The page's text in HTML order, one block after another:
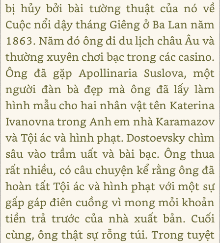
bị hủy bởi bài tường thuật của nó về
Cuộc nổi dậy tháng Giêng ở Ba Lan năm
1863. Năm đó ông đi du lịch châu Âu và
thường xuyên chơi bạc trong các casino.
Ông đã gặp Apollinaria Suslova, một
người đàn bà đẹp mà ông đã lấy làm
hình mẫu cho hai nhân vật tên Katerina
Ivanovna trong Anh em nhà Karamazov
và Tội ác và hình phạt. Dostoevsky chìm
sâu vào trầm uất và bài bạc. Ông thua
rất nhiều, có câu chuyện kể rằng ông đã
hoàn tất Tội ác và hình phạt với một sự
gấp gáp điên cuồng vì mong mỏi khoản
tiền trả trước của nhà xuất bản. Cuối
cùng, ông thật sự rỗng túi. Trong tuyệt